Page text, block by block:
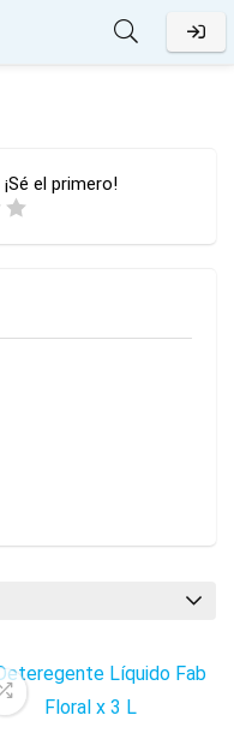
¡Sé el primero!